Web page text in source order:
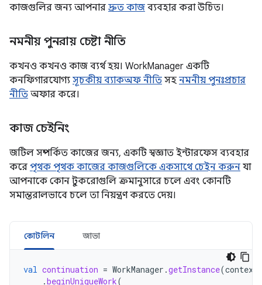
কাজগুলির জন্য আপনার দ্রুত কাজ ব্যবহার করা উচিত।
নমনীয় পুনরায় চেষ্টা নীতি
কখনও কখনও কাজ ব্যর্থ হয়। WorkManager একটি
কনফিগারযোগ্য সূচকীয় ব্যাকঅফ নীতি সহ নমনীয় পুনঃপ্রচার
নীতি অফার করে।
কাজ চেইনিং
জটিল সম্পর্কিত কাজের জন্য, একটি স্বজ্ঞাত ইন্টারফেস ব্যবহার
করে পৃথক পৃথক কাজের কাজগুলিকে একসাথে চেইন করুন যা
আপনাকে কোন টুকরোগুলি ক্রমানুসারে চলে এবং কোনটি
সমান্তরালভাবে চলে তা নিয়ন্ত্রণ করতে দেয়।
কোটলিন জাভা
val continuation = WorkManager .getInstance(context
.beginUniqueWork(